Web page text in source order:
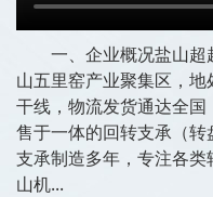
一、企业概况盐山
山五里窑产业聚集区，
干线，物流发货通达全
售于一体的回转支承（
支承制造多年，专注各
山机...